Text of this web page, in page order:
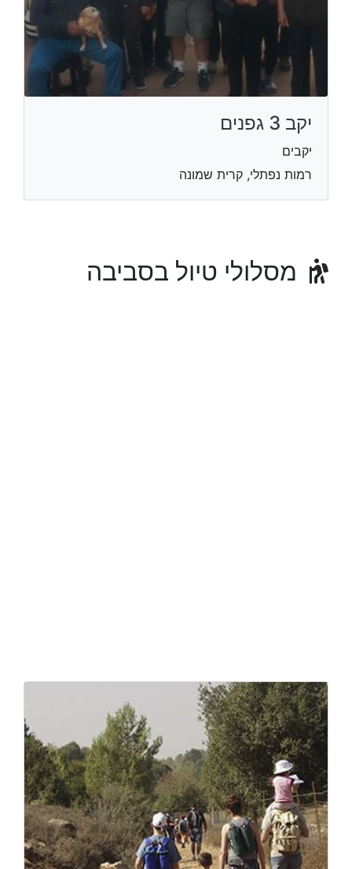
יקב 3 גפנים
יקבים
רמות נפתלי, קרית שמונה
מסלולי טיול בסביבה